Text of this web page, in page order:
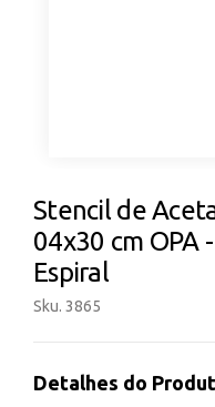
Stencil de
04x30 cm OPA
Espiral
Sku. 3865
Detalhes do